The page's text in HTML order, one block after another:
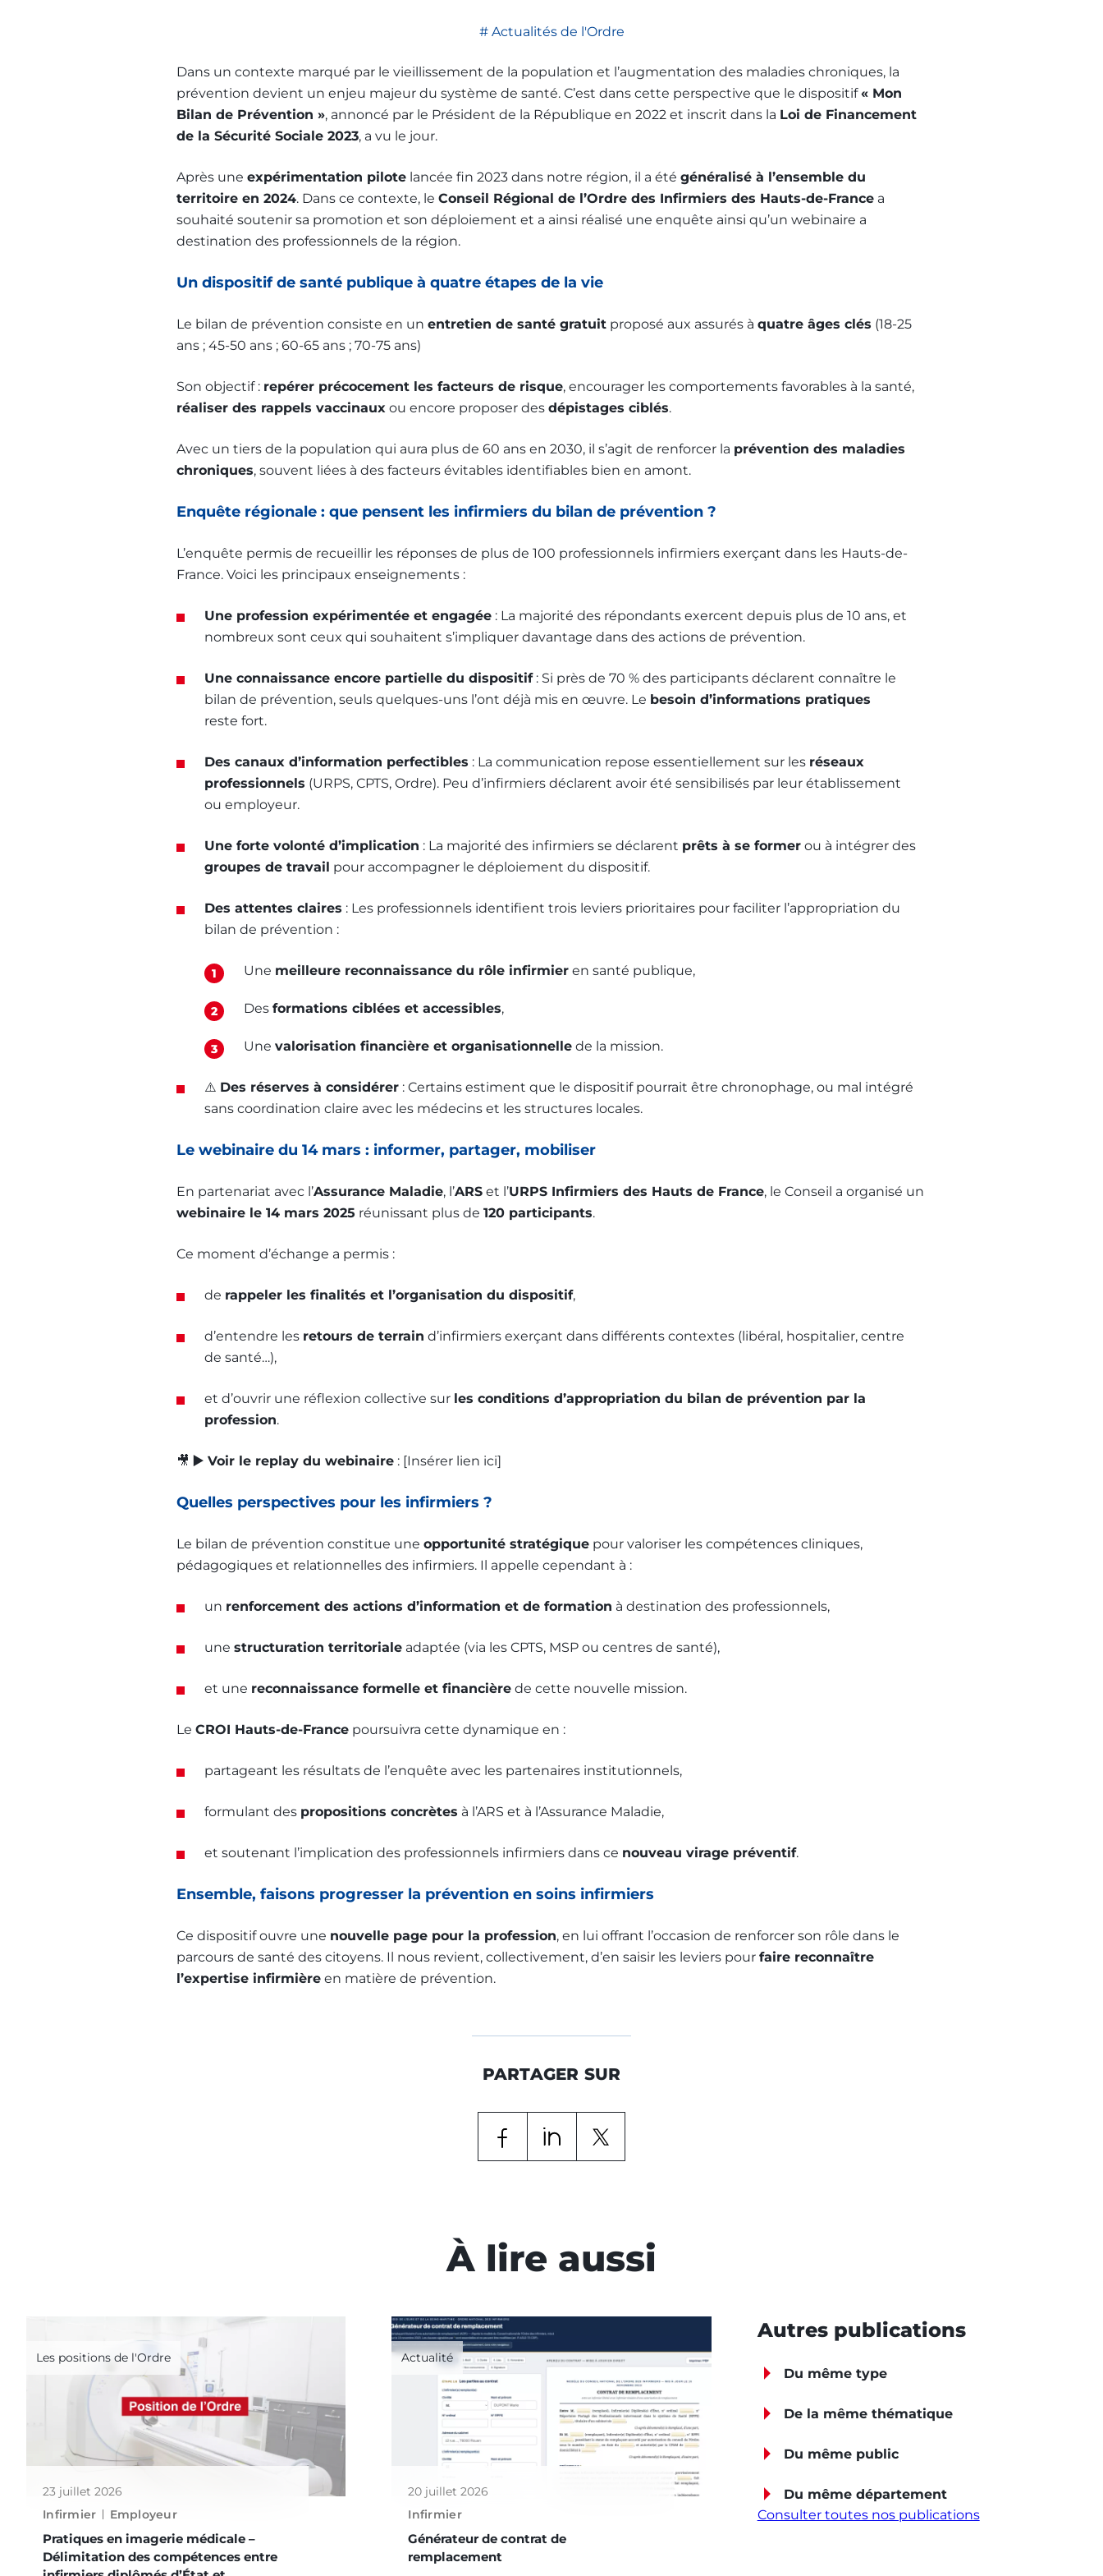
Les bulletins de l'Ordre
Actualités de l'Ordre
Dans un contexte marqué par le vieillissement de la population et l’augmentation des maladies chroniques, la
prévention devient un enjeu majeur du système de santé. C’est dans cette perspective que le dispositif« Mon
Bilan de Prévention », annoncé par le Président de la République en 2022 et inscrit dans la Loi de Financement
de la Sécurité Sociale 2023, a vu le jour.
Après une expérimentation pilotelancée fin 2023 dans notre région, il a été généralisé à l’ensemble du
territoire en 2024. Dans ce contexte, le Conseil Régional de l’Ordre des Infirmiers des Hauts-de-Francea
souhaité soutenir sa promotion et son déploiement et a ainsi réalisé une enquête ainsi qu’un webinaire a
destination des professionnels de la région.
Un dispositif de santé publique à quatre étapes de la vie
Le bilan de prévention consiste en un entretien de santé gratuitproposé aux assurés à quatre âges clés (18-25
ans ; 45-50 ans ; 60-65 ans ; 70-75 ans)
Son objectif : repérer précocement les facteurs de risque, encourager les comportements favorables à la santé,
réaliser des rappels vaccinauxou encore proposer des dépistages ciblés.
Avec un tiers de la population qui aura plus de 60 ans en 2030, il s’agit de renforcer la prévention des maladies
chroniques, souvent liées à des facteurs évitables identifiables bien en amont.
Enquête régionale : que pensent les infirmiers du bilan de prévention ?
L’enquête permis de recueillir les réponses de plus de 100 professionnels infirmiers exerçant dans les Hauts-de-
France. Voici les principaux enseignements :
Une profession expérimentée et engagée: La majorité des répondants exercent depuis plus de 10 ans, et
nombreux sont ceux qui souhaitent s’impliquer davantage dans des actions de prévention.
Une connaissance encore partielle du dispositif: Si près de 70 % des participants déclarent connaître le
bilan de prévention, seuls quelques-uns l’ont déjà mis en œuvre. Le besoin d’informations pratiques
reste fort.
Des canaux d’information perfectibles : La communication repose essentiellement sur les réseaux
professionnels (URPS, CPTS, Ordre). Peu d’infirmiers déclarent avoir été sensibilisés par leur établissement
ou employeur.
Une forte volonté d’implication : La majorité des infirmiers se déclarent prêts à se formerou à intégrer des
groupes de travail pour accompagner le déploiement du dispositif.
Des attentes claires : Les professionnels identifient trois leviers prioritaires pour faciliter l’appropriation du
bilan de prévention :
Une meilleure reconnaissance du rôle infirmieren santé publique,
Des formations ciblées et accessibles,
Une valorisation financière et organisationnellede la mission.
⚠️ Des réserves à considérer: Certains estiment que le dispositif pourrait être chronophage, ou mal intégré
sans coordination claire avec les médecins et les structures locales.
Le webinaire du 14 mars : informer, partager, mobiliser
En partenariat avec l’Assurance Maladie, l’ARSet l’URPS Infirmiers des Hauts de France, le Conseil a organisé un
webinaire le 14 mars 2025 réunissant plus de 120 participants.
Ce moment d’échange a permis :
de rappeler les finalités et l’organisation du dispositif,
d’entendre les retours de terrain d’infirmiers exerçant dans différents contextes (libéral, hospitalier, centre
de santé…),
et d’ouvrir une réflexion collective sur les conditions d’appropriation du bilan de prévention par la
profession.
🎥 ▶️ Voir le replay du webinaire: [Insérer lien ici]
Quelles perspectives pour les infirmiers ?
Le bilan de prévention constitue une opportunité stratégiquepour valoriser les compétences cliniques,
pédagogiques et relationnelles des infirmiers. Il appelle cependant à :
un renforcement des actions d’information et de formation à destination des professionnels,
une structuration territorialeadaptée (via les CPTS, MSP ou centres de santé),
et une reconnaissance formelle et financièrede cette nouvelle mission.
Le CROI Hauts-de-Francepoursuivra cette dynamique en :
partageant les résultats de l’enquête avec les partenaires institutionnels,
formulant des propositions concrètes à l’ARS et à l’Assurance Maladie,
et soutenant l’implication des professionnels infirmiers dans ce nouveau virage préventif.
Ensemble, faisons progresser la prévention en soins infirmiers
Ce dispositif ouvre une nouvelle page pour la profession, en lui offrant l’occasion de renforcer son rôle dans le
parcours de santé des citoyens. Il nous revient, collectivement, d’en saisir les leviers pour faire reconnaître
l’expertise infirmièreen matière de prévention.
PARTAGER SUR
À lire aussi
Les positions de l'Ordre
23 juillet 2026
Infirmier
Employeur
Pratiques en imagerie médicale –
Délimitation des compétences entre
Actualité
20 juillet 2026
Infirmier
Générateur de contrat de
remplacement
Autres publications
Du même type
De la même thématique
Du même public
Du même département
Consulter toutes nos publications